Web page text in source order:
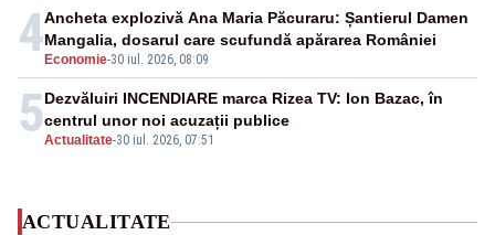
4 Economie-30 iul. 2026, 08:09
Ancheta explozivă Ana Maria Păcuraru: Șantierul Damen
Mangalia, dosarul care scufundă apărarea României
5Actualitate-30 iul. 2026, 07:51
Dezvăluiri INCENDIARE marca Rizea TV: Ion Bazac, în
centrul unor noi acuzații publice
ACTUALITATE